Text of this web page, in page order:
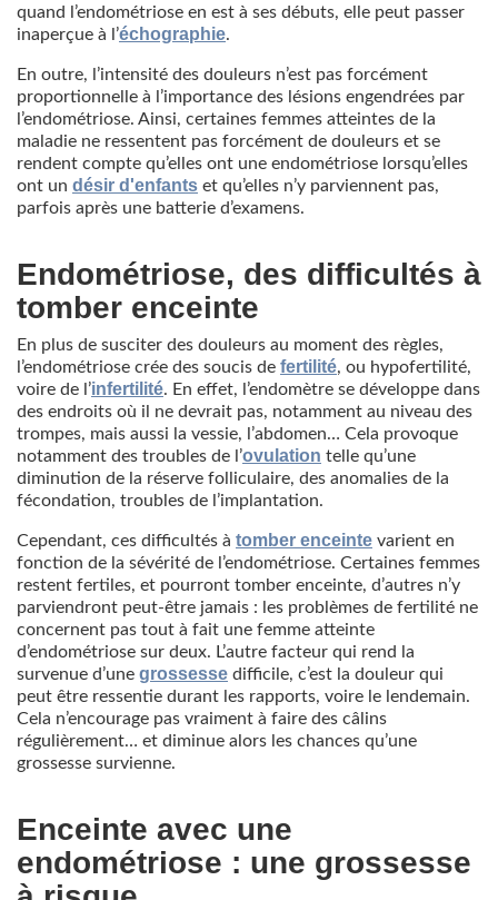
quand l’endométriose en est à ses débuts, elle peut passer
inaperçue à l’échographie.
En outre, l’intensité des douleurs n’est pas forcément
proportionnelle à l’importance des lésions engendrées par
l’endométriose. Ainsi, certaines femmes atteintes de la
maladie ne ressentent pas forcément de douleurs et se
rendent compte qu’elles ont une endométriose lorsqu’elles
ont un désir d'enfants et qu’elles n’y parviennent pas,
parfois après une batterie d’examens.
Endométriose, des difficultés à
tomber enceinte
En plus de susciter des douleurs au moment des règles,
l’endométriose crée des soucis de fertilité, ou hypofertilité,
voire de l’infertilité. En effet, l’endomètre se développe dans
des endroits où il ne devrait pas, notamment au niveau des
trompes, mais aussi la vessie, l’abdomen… Cela provoque
notamment des troubles de l’ovulation telle qu’une
diminution de la réserve folliculaire, des anomalies de la
fécondation, troubles de l’implantation.
Cependant, ces difficultés à tomber enceinte varient en
fonction de la sévérité de l’endométriose. Certaines femmes
restent fertiles, et pourront tomber enceinte, d’autres n’y
parviendront peut-être jamais : les problèmes de fertilité ne
concernent pas tout à fait une femme atteinte
d’endométriose sur deux. L’autre facteur qui rend la
survenue d’une grossesse difficile, c’est la douleur qui
peut être ressentie durant les rapports, voire le lendemain.
Cela n’encourage pas vraiment à faire des câlins
régulièrement… et diminue alors les chances qu’une
grossesse survienne.
Enceinte avec une
endométriose : une grossesse